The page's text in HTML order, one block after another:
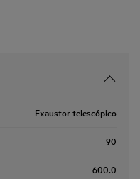
Exaustor telescópico
90
600.0